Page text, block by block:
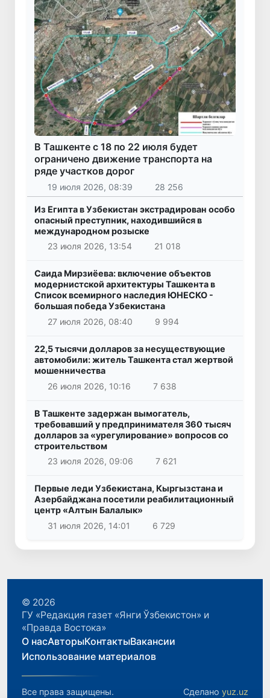
В Ташкенте с 18 по 22 июля будет
ограничено движение транспорта на
ряде участков дорог
19 июля 2026, 08:39 28 256
Из Египта в Узбекистан экстрадирован особо
опасный преступник, находившийся в
международном розыске
23 июля 2026, 13:54
21 018
Саида Мирзиёева: включение объектов
модернистской архитектуры Ташкента в
Список всемирного наследия ЮНЕСКО -
большая победа Узбекистана
27 июля 2026, 08:40
9 994
22,5 тысячи долларов за несуществующие
автомобили: житель Ташкента стал жертвой
мошенничества
26 июля 2026, 10:16
7 638
В Ташкенте задержан вымогатель,
требовавший у предпринимателя 360 тысяч
долларов за «урегулирование» вопросов со
строительством
23 июля 2026, 09:06
7 621
Первые леди Узбекистана, Кыргызстана и
Азербайджана посетили реабилитационный
центр «Алтын Балалык»
31 июля 2026, 14:01
6 729
© 2026
ГУ «Редакция газет «Янги Ўзбекистон» и
«Правда Востока»
О насАвторыКонтактыВакансии
Использование материалов
Все права защищены. Сделано yuz.uz